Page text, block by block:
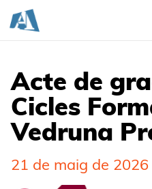
Acte de
Cicles
Vedruna
21 de maig de 2026